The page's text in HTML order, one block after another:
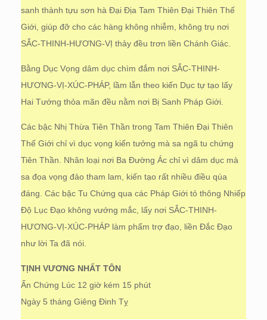
sanh thành tựu sơn hà Đại Địa Tam Thiên Đại Thiên Thế
Giới, giúp đỡ cho các hàng không nhiễm, không trụ nơi
SẮC-THINH-HƯƠNG-VỊ thảy đều trơn liền Chánh Giác.
Bằng Dục Vọng dâm dục chìm đắm nơi SẮC-THINH-
HƯƠNG-VỊ-XÚC-PHÁP, lầm lẫn theo kiến Dục tự tạo lấy
Hai Tướng thỏa mãn đều nằm nơi Bị Sanh Pháp Giới.
Các bậc Nhị Thừa Tiên Thần trong Tam Thiên Đại Thiên
Thế Giới chỉ vì dục vọng kiến tưởng mà sa ngã tu chứng
Tiên Thần. Nhân loại nơi Ba Đường Ác chỉ vì dâm dục mà
sa đọa vọng đảo tham lam, kiến tạo rất nhiều điều qúa
đáng. Các bậc Tu Chứng qua các Pháp Giới tỏ thông Nhiếp
Độ Lục Đạo không vướng mắc, lấy nơi SẮC-THINH-
HƯƠNG-VỊ-XÚC-PHÁP làm phẩm trợ đạo, liền Đắc Đạo
như lời Ta đã nói.
TỊNH VƯƠNG NHẤT TÔN
Ấn Chứng Lúc 12 giờ kém 15 phút
Ngày 5 tháng Giêng Đinh Tỵ